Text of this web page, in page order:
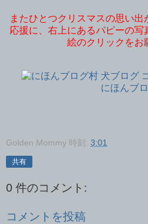
またひとつクリスマスの思い
応援に、右上にあるパピーの
絵のクリックをお
にほんブ
Golden Mommy 時刻: 3:01
共有
0 件のコメント:
コメントを投稿